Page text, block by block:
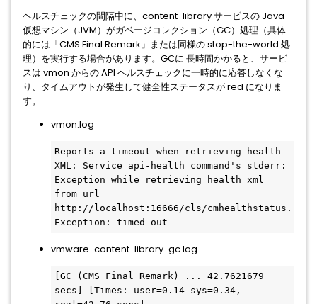
ヘルスチェックの間隔中に、content-library サービスの Java
仮想マシン（JVM）がガベージコレクション（GC）処理（具体
的には「CMS Final Remark」または同様の stop-the-world 処
理）を実行する場合があります。GCに 長時間かかると、サービ
スは vmon からの API ヘルスチェックに一時的に応答しなくな
り、タイムアウトが発生して健全性ステータスが red になりま
す。
vmon.log
Reports a timeout when retrieving health
XML: Service api-health command's stderr:
Exception while retrieving health xml
from url
http://localhost:16666/cls/cmhealthstatus.
Exception: timed out
vmware-content-library-gc.log
[GC (CMS Final Remark) ... 42.7621679
secs] [Times: user=0.14 sys=0.34,